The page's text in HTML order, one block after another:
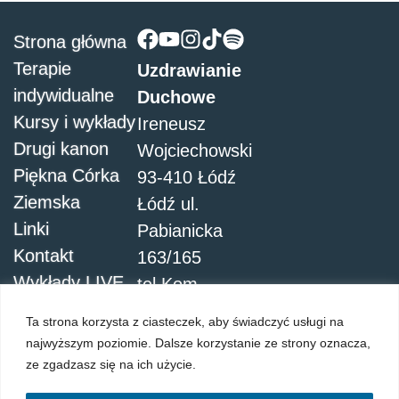
Ta strona korzysta z ciasteczek, aby świadczyć usługi na
najwyższym poziomie. Dalsze korzystanie ze strony oznacza,
ze zgadzasz się na ich użycie.
Uzdrawianie
Duchowe
Ireneusz
Wojciechowski
93-410 Łódź
Łódź ul.
Pabianicka
163/165
tel.Kom.
Strona główna
Terapie
indywidualne
Kursy i wykłady
Drugi kanon
Piękna Córka
Ziemska
Linki
Kontakt
Wykłady LIVE